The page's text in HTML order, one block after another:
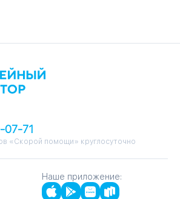
07-71
«Скорой помощи» круглосуточно
Наше приложение: